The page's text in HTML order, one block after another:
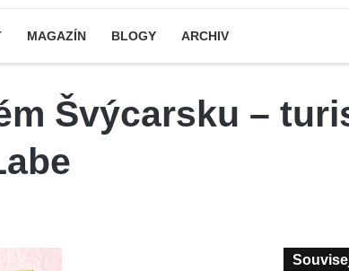
MAGAZÍN BLOGY ARCHIV
Švýcarsku –